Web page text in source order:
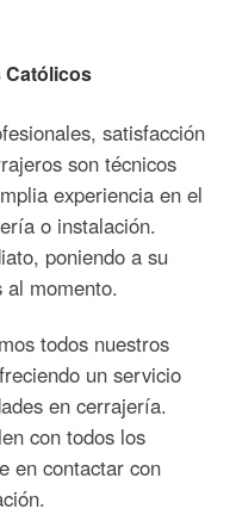
Católicos
satisfacción
son técnicos
experiencia en el
o instalación.
poniendo a su
al momento.
todos nuestros
un servicio
en cerrajería.
con todos los
en contactar con